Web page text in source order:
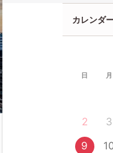
カレンダ
日 月
2
3
9